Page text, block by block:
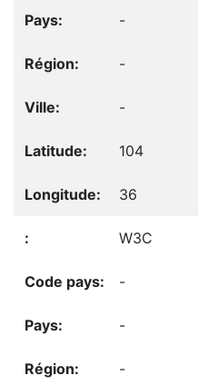
-
-
-
104
36
W3C
-
-
-